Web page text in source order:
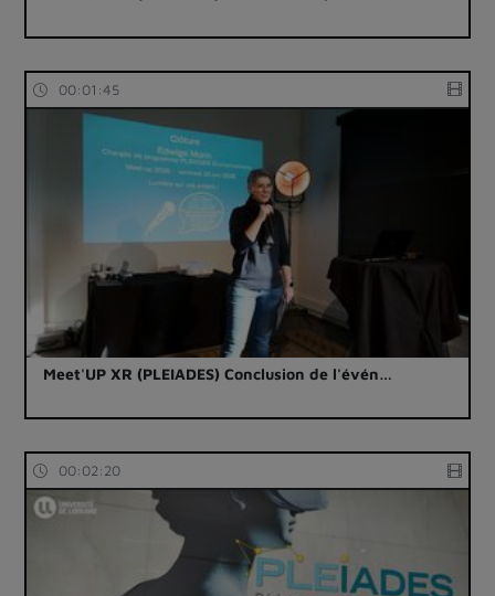
00:01:45
Meet'UP XR (PLEIADES) Conclusion de l'évén…
00:02:20